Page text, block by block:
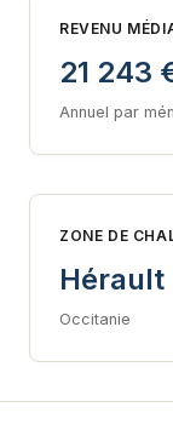
REVENU
21 243
Annuel par
ZONE DE
Hérault
Occitanie